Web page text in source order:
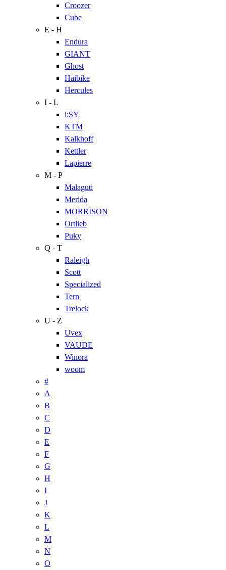
Croozer
Cube
E - H
Endura
GIANT
Ghost
Haibike
Hercules
I - L
i:SY
KTM
Kalkhoff
Kettler
Lapierre
M - P
Malaguti
Merida
MORRISON
Ortlieb
Puky
Q - T
Raleigh
Scott
Specialized
Tern
Trelock
U - Z
Uvex
VAUDE
Winora
woom
#
A
B
C
D
E
F
G
H
I
J
K
L
M
N
O